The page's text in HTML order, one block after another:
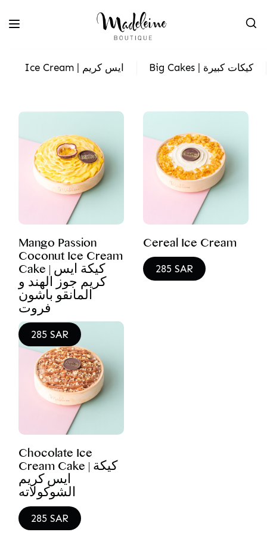
Ice Cream | ايس كريم Big Cakes | كيكات كبيرة
Mango Passion
Coconut Ice Cream
Cake | كيكة ايس
كريم جوز الهند و
المانقو باشون
فروت
285 SAR
Cereal Ice Cream
285 SAR
Chocolate Ice
Cream Cake | كيكة
ايس كريم
الشوكولاته
285 SAR